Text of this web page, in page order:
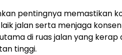
pentingnya memastikan
jalan serta menjaga
di ruas jalan yang kerap
tinggi.